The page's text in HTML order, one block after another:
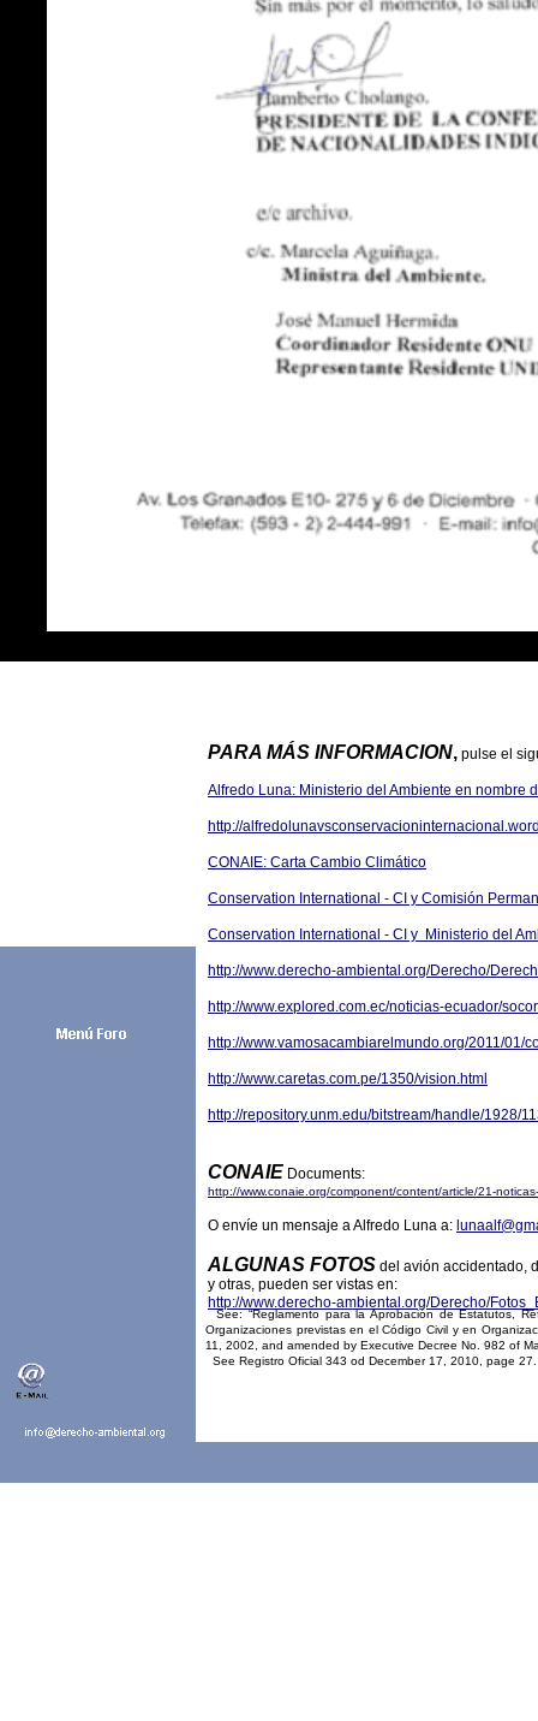
PARA MÁS INFORMACION, pulse el
Alfredo Luna: Ministerio del Ambiente en nombre
http://
CONAIE: Carta Cambio Climático
Conservation International - CI y Comisión
Conservation International - CI y Ministerio del
http://www.derecho-ambiental.org/Derecho/
http://www.explored.com.ec/noticias-ecuador/
http://www.vamosacambiarelmundo.org/2011/01/
http://www.caretas.com.pe/1350/vision.html
http://repository.unm.edu/bitstream/handle/1928/
CONAIE Documents:
http://www.conaie.org/component/content/article/21-
O envíe un mensaje a Alfredo Luna a:
ALGUNAS FOTOS del avión accidentado,
y otras, pueden ser vistas en:
http://www.derecho-ambiental.org/Derecho/
See: “Reglamento para la Aprobación de Estatutos,
Organizaciones previstas en el Código Civil y en
11, 2002, and amended by Executive Decree No. 982 of
See Registro Oficial 343 od December 17, 2010, page 27.